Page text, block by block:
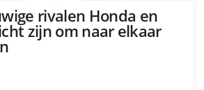
rivalen Honda en
zijn om naar elkaar